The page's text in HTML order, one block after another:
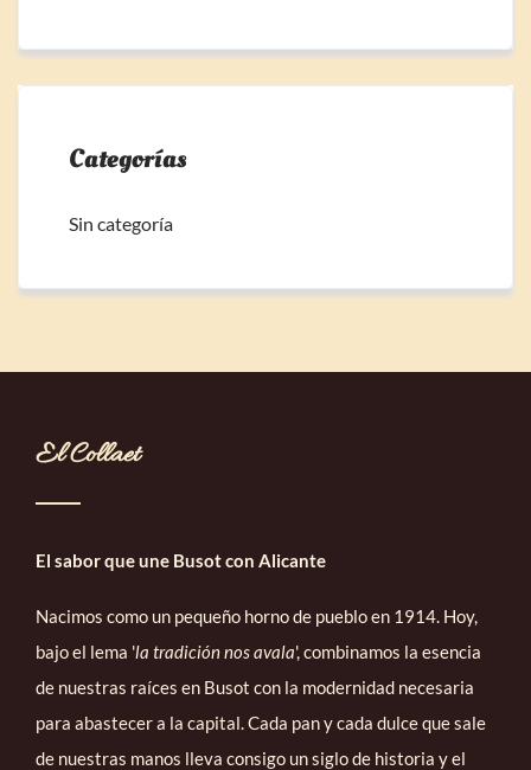
Categorías
Sin categoría
El Collaet
El sabor que une Busot con Alicante
Nacimos como un pequeño horno de pueblo en 1914. Hoy,
bajo el lema 'la tradición nos avala', combinamos la esencia
de nuestras raíces en Busot con la modernidad necesaria
para abastecer a la capital. Cada pan y cada dulce que sale
de nuestras manos lleva consigo un siglo de historia y el